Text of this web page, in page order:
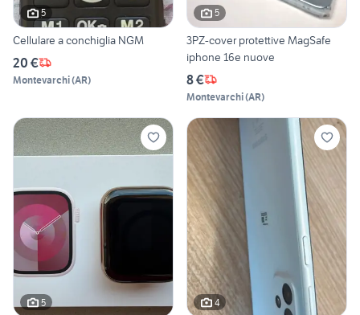
5
Cellulare a conchiglia NGM
20 €
Montevarchi(AR)
5
3PZ-cover protettive MagSafe
iphone 16e nuove
8 €
Montevarchi(AR)
5 4